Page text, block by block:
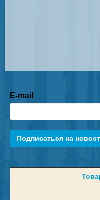
E-mail
Подписаться на